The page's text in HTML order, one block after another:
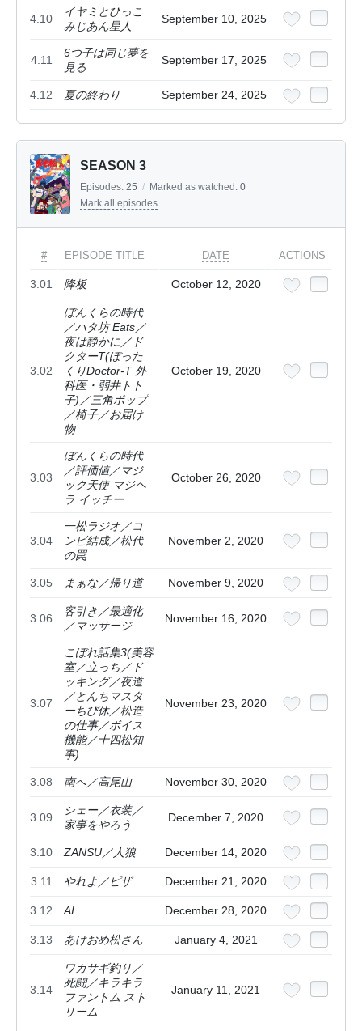
4.10
イヤミとひっこ
みじあん星人
September 10, 2025
4.11
6つ子は同じ夢を
見る
September 17, 2025
4.12 夏の終わり September 24, 2025
SEASON 3
Episodes: 25 / Marked as watched: 0
Mark all episodes
# EPISODE TITLE DATE ACTIONS
3.01 降板 October 12, 2020
3.02
ぼんくらの時代
／ハタ坊 Eats／
夜は静かに／ド
クターT(ぼった
くりDoctor-T 外
科医・弱井トト
子)／三角ポップ
／椅子／お届け
物
October 19, 2020
3.03
ぼんくらの時代
／評価値／マジ
ック天使 マジヘ
ラ イッチー
October 26, 2020
3.04
一松ラジオ／コ
ンビ結成／松代
の罠
November 2, 2020
3.05 まぁな／帰り道 November 9, 2020
3.06
客引き／最適化
／マッサージ
November 16, 2020
3.07
こぼれ話集3(美容
室／立っち／ド
ッキング／夜道
／とんちマスタ
ーちび休／松造
の仕事／ボイス
機能／十四松知
事)
November 23, 2020
3.08 南へ／高尾山 November 30, 2020
3.09
シェー／衣装／
家事をやろう
December 7, 2020
3.10 ZANSU／人狼 December 14, 2020
3.11 やれよ／ピザ December 21, 2020
3.12 AI December 28, 2020
3.13 あけおめ松さん January 4, 2021
3.14
ワカサギ釣り／
死闘／キラキラ
ファントム スト
リーム
January 11, 2021